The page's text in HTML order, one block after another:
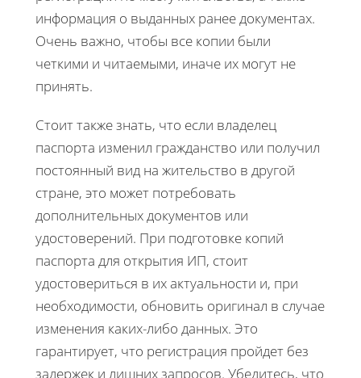
информация о выданных ранее документах.
Очень важно, чтобы все копии были
четкими и читаемыми, иначе их могут не
принять.
Стоит также знать, что если владелец
паспорта изменил гражданство или получил
постоянный вид на жительство в другой
стране, это может потребовать
дополнительных документов или
удостоверений. При подготовке копий
паспорта для открытия ИП, стоит
удостовериться в их актуальности и, при
необходимости, обновить оригинал в случае
изменения каких-либо данных. Это
гарантирует, что регистрация пройдет без
задержек и лишних запросов. Убедитесь, что